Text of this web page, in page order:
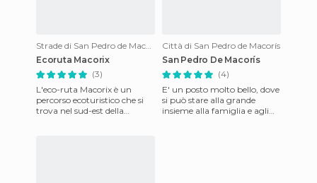
Strade di San Pedro de Macorís
Ecoruta Macorix
(3)
L'eco-ruta Macorix è un
percorso ecoturistico che si
trova nel sud-est della
Città di San Pedro de Macorís
San Pedro De Macorís
(4)
E' un posto molto bello, dove
si può stare alla grande
insieme alla famiglia e agli